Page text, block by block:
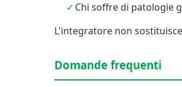
Chi soffre di patologie
L'integratore non
Domande frequenti